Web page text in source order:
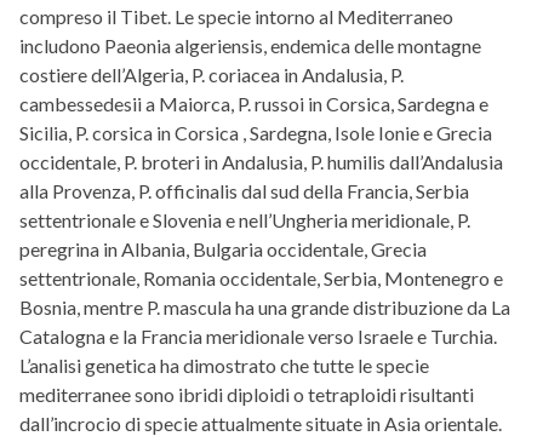
compreso il Tibet. Le specie intorno al Mediterraneo
includono Paeonia algeriensis, endemica delle montagne
costiere dell’Algeria, P. coriacea in Andalusia, P.
cambessedesii a Maiorca, P. russoi in Corsica, Sardegna e
Sicilia, P. corsica in Corsica , Sardegna, Isole Ionie e Grecia
occidentale, P. broteri in Andalusia, P. humilis dall’Andalusia
alla Provenza, P. officinalis dal sud della Francia, Serbia
settentrionale e Slovenia e nell’Ungheria meridionale, P.
peregrina in Albania, Bulgaria occidentale, Grecia
settentrionale, Romania occidentale, Serbia, Montenegro e
Bosnia, mentre P. mascula ha una grande distribuzione da La
Catalogna e la Francia meridionale verso Israele e Turchia.
L’analisi genetica ha dimostrato che tutte le specie
mediterranee sono ibridi diploidi o tetraploidi risultanti
dall’incrocio di specie attualmente situate in Asia orientale.